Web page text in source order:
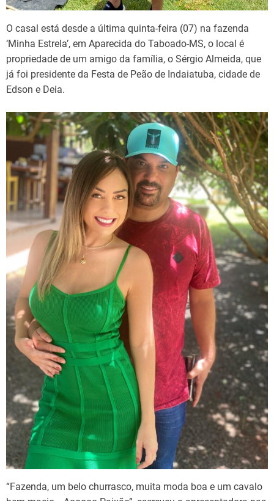
O casal está desde a última quinta-feira (07) na fazenda
‘Minha Estrela’, em Aparecida do Taboado-MS, o local é
propriedade de um amigo da família, o Sérgio Almeida, que
já foi presidente da Festa de Peão de Indaiatuba, cidade de
Edson e Deia.
“Fazenda, um belo churrasco, muita moda boa e um cavalo